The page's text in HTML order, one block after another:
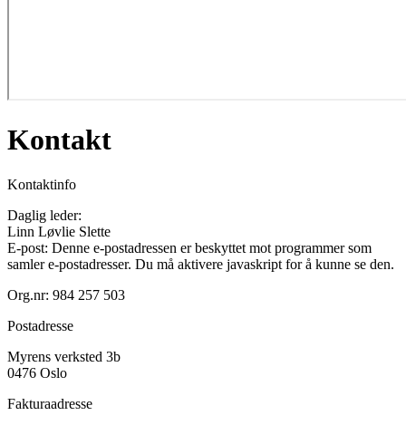
Kontakt
Kontaktinfo
Daglig leder:
Linn Løvlie Slette
E-post: Denne e-postadressen er beskyttet mot programmer som
samler e-postadresser. Du må aktivere javaskript for å kunne se den.
Org.nr: 984 257 503
Postadresse
Myrens verksted 3b
0476 Oslo
Fakturaadresse